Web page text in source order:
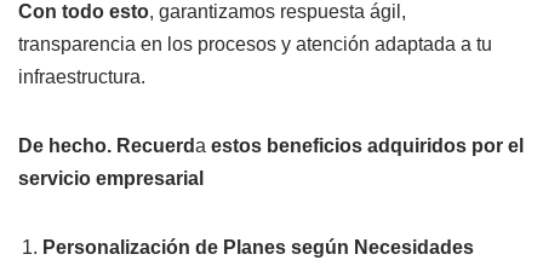
Con todo esto, garantizamos respuesta ágil,
transparencia en los procesos y atención adaptada a tu
infraestructura.
De hecho. Recuerda estos beneficios adquiridos por el
servicio empresarial
Personalización de Planes según Necesidades